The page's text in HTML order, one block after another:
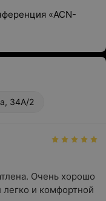
«ACN-
34А/2
Очень хорошо
и комфортной